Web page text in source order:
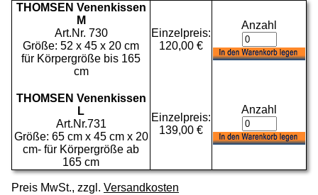
THOMSEN Venenkissen
M
Art.Nr. 730
Größe: 52 x 45 x 20 cm
für Körpergröße bis 165
cm
Einzelpreis:
120,00 €
Anzahl
THOMSEN Venenkissen
L
Art.Nr.731
Größe: 65 cm x 45 cm x 20
cm- für Körpergröße ab
165 cm
Einzelpreis:
139,00 €
Anzahl
Preis MwSt., zzgl. Versandkosten